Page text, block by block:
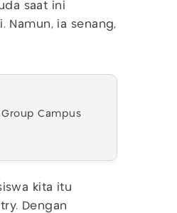
saat ini
Namun, ia senang,
Campus
kita itu
Dengan